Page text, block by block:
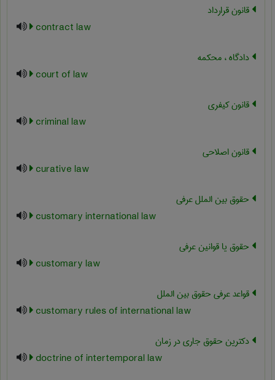
قانون قرارداد
contract law
دادگاه ، محکمه
court of law
قانون کیفری
criminal law
قانون اصلاحی
curative law
حقوق بین الملل عرفی
customary international law
حقوق یا قوانین عرفی
customary law
قواعد عرفی حقوق بین الملل
customary rules of international law
دکترین حقوق جاری در زمان
doctrine of intertemporal law